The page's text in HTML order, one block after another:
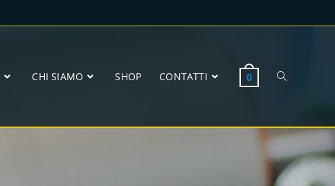
CHI SIAMO SHOP CONTATTI 0